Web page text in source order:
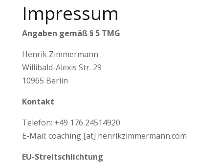
Impressum
Angaben gemäß § 5 TMG
Henrik Zimmermann
Willibald-Alexis Str. 29
10965 Berlin
Kontakt
Telefon: +49 176 24514920
E-Mail: coaching [at] henrikzimmermann.com
EU-Streitschlichtung